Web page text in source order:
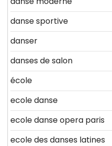
danse sportive
danser
danses de salon
école
ecole danse
ecole danse opera paris
ecole des danses latines